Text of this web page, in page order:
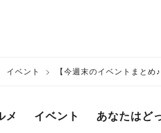
イベント 【今週末のイベントまと
メ イベント あなたはど